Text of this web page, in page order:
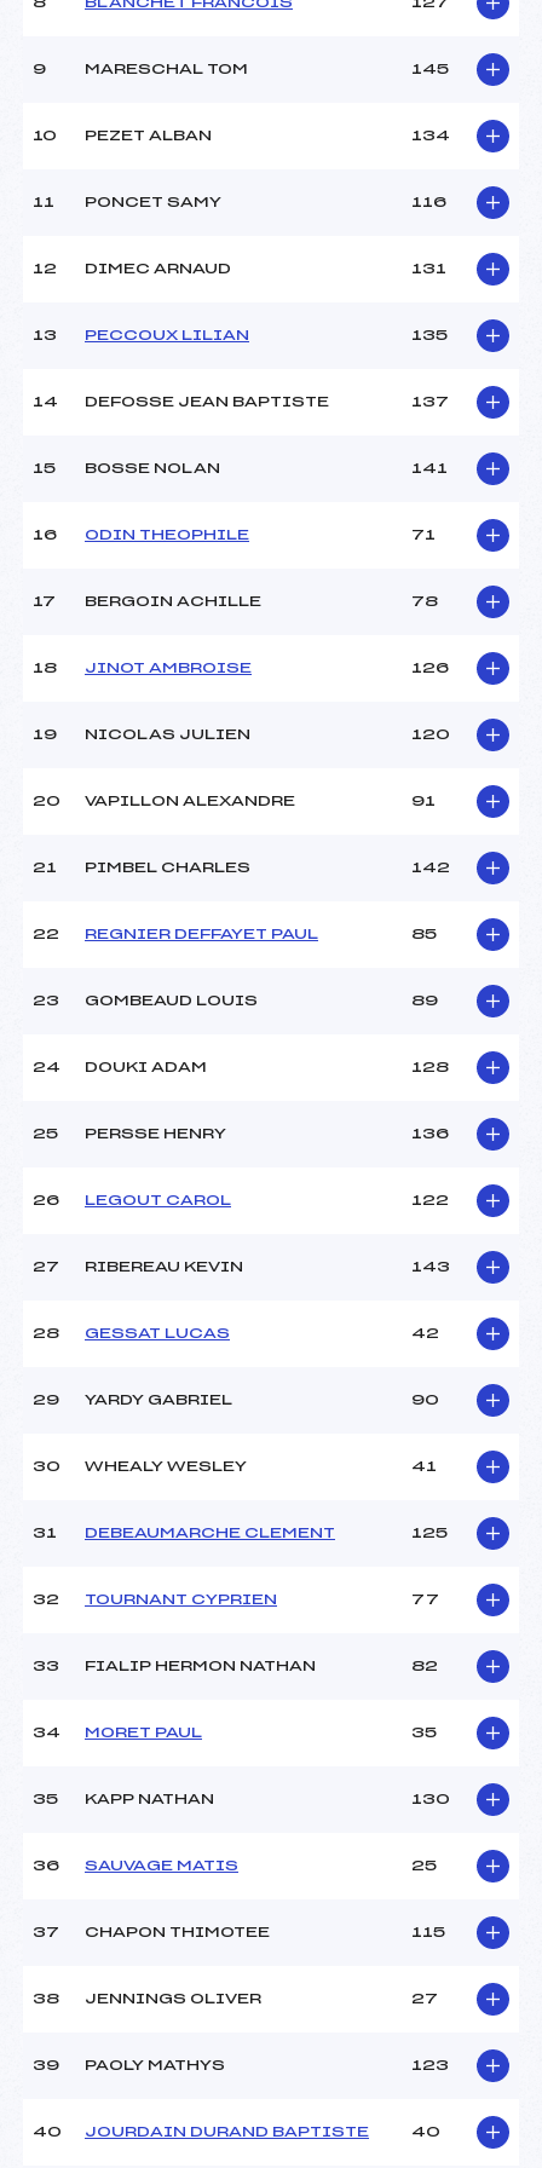
Ouvreurs D :
Météo :
beau
dure
Nombre de portes :
21
Traceur :
TERRASSON SANDRA (MB)
BRETAGNE LILOU (MB)
Ouvreurs C :
Ouvreurs E :
Pénalité appliquée :
255.0000
8 BLANCHET FRANCOIS 127
9 MARESCHAL TOM 145
10 PEZET ALBAN 134
11 PONCET SAMY 116
12 DIMEC ARNAUD 131
13 PECCOUX LILIAN 135
14 DEFOSSE JEAN BAPTISTE 137
15 BOSSE NOLAN 141
16 ODIN THEOPHILE 71
17 BERGOIN ACHILLE 78
18 JINOT AMBROISE 126
19 NICOLAS JULIEN 120
20 VAPILLON ALEXANDRE 91
21 PIMBEL CHARLES 142
22 REGNIER DEFFAYET PAUL 85
23 GOMBEAUD LOUIS 89
24 DOUKI ADAM 128
25 PERSSE HENRY 136
26 LEGOUT CAROL 122
27 RIBEREAU KEVIN 143
28 GESSAT LUCAS 42
29 YARDY GABRIEL 90
30 WHEALY WESLEY 41
31 DEBEAUMARCHE CLEMENT 125
32 TOURNANT CYPRIEN 77
33 FIALIP HERMON NATHAN 82
34 MORET PAUL 35
35 KAPP NATHAN 130
36 SAUVAGE MATIS 25
37 CHAPON THIMOTEE 115
38 JENNINGS OLIVER 27
39 PAOLY MATHYS 123
40 JOURDAIN DURAND BAPTISTE 40